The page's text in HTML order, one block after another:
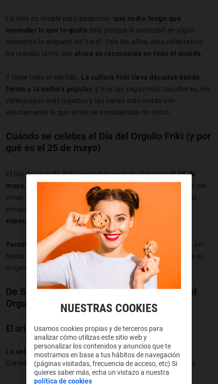
La idea es simple pero poderosa: que nadie tenga que
esconder lo que le gusta solo porque la sociedad en algún
momento lo etiquetó de "raro". Con los años, esta celebración
ha crecido tanto que ahora es reconocida en todo el mundo.
Y tiene todo el sentido. La cultura friki lleva décadas dando
forma a la cultura popular , y hoy las sagas más taquilleras, los
videojuegos más jugados y las series más vistas son
exactamente lo que antes se consideraba de nicho.
Cuándo se celebra el Día del Orgullo Friki (y por
qué es el 25 de mayo)
El Día del Orgullo Friki se celebra en todo el mundoel 25 de
mayo,
y si te digo dónde empezó a celebrarse a lo mejor no me
crees, pero
fue en España.El día no es casualidad, se eligió
porque
el 25 de mayo de 1977 se estrenó "Una nueva
esperanza",
la primera entrega de "Star Wars".
Terminó volviéndose oficial unos pocos años después,
y así
hasta el día de hoy, pero vamos a ver un poco más a fondo su
origen e historia.
De Star Wars a hoy: cómo empezó el Día del
Orgullo Friki
El origen fan y el fenómeno viral
La celebración nació en España en 2006,
impulsada por
Germán Martínez, conocido en Internet como Señor Buebo.
NUESTRAS COOKIES
Usamos cookies propias y de terceros para
analizar cómo utilizas este sitio web y
personalizar los contenidos y anuncios que te
mostramos en base a tus hábitos de navegación
(páginas visitadas, frecuencia de acceso, etc) Si
quieres saber más, echa un vistazo a nuestra
política de cookies